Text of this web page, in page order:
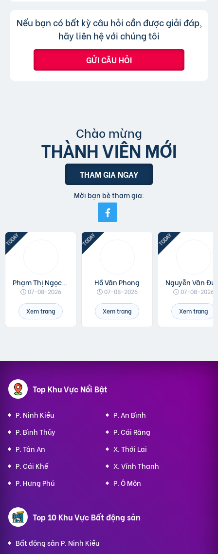
bài đăng.
Trả lời:
Không, trang web chỉ chấp nhận các
tin đăng sử dụng tiếng Việt có dấu.
Nếu bạn có bất kỳ câu hỏi cần được giải đáp,
hãy liên hệ với chúng tôi
GỬI CÂU HỎI
Chào mừng
THÀNH VIÊN MỚI
THAM GIA NGAY
Mời bạn bè tham gia:
Phạm Thị Ngọc Linh
07-08-2026
Xem trang
Hồ Văn Phong
07-08-2026
Xem trang
07-08-2026
Xem trang
Top Khu Vực Nổi Bật
P. Ninh Kiều
P. An Bình
P. Bình Thủy
P. Cái Răng
P. Tân An
X. Thới Lai
P. Cái Khế
X. Vĩnh Thạnh
P. Hưng Phú
P. Ô Môn
Top 10 Khu Vực Bất động sản
Bất động sản P. Ninh Kiều